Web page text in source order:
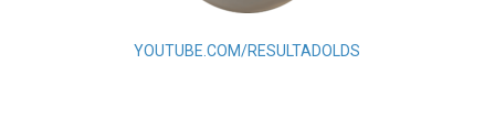
YOUTUBE.COM/RESULTADOLDS